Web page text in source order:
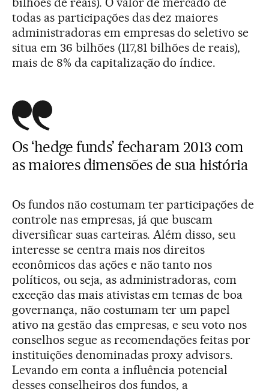
todas as participações das dez maiores
administradoras em empresas do seletivo se
situa em 36 bilhões (117,81 bilhões de reais),
mais de 8% da capitalização do índice.
Os ‘hedge funds’ fecharam 2013 com
as maiores dimensões de sua história
Os fundos não costumam ter participações de
controle nas empresas, já que buscam
diversificar suas carteiras. Além disso, seu
interesse se centra mais nos direitos
econômicos das ações e não tanto nos
políticos, ou seja, as administradoras, com
exceção das mais ativistas em temas de boa
governança, não costumam ter um papel
ativo na gestão das empresas, e seu voto nos
conselhos segue as recomendações feitas por
instituições denominadas proxy advisors.
Levando em conta a influência potencial
desses conselheiros dos fundos, a